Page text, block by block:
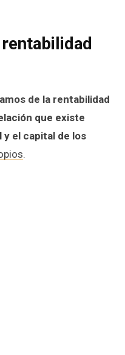
de la rentabilidad
que existe
el capital de los
.